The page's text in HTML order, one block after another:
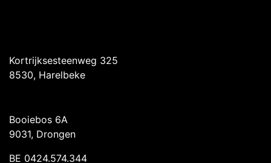
Kortrijksesteenweg 325
8530, Harelbeke
Booiebos 6A
9031, Drongen
BE 0424.574.344